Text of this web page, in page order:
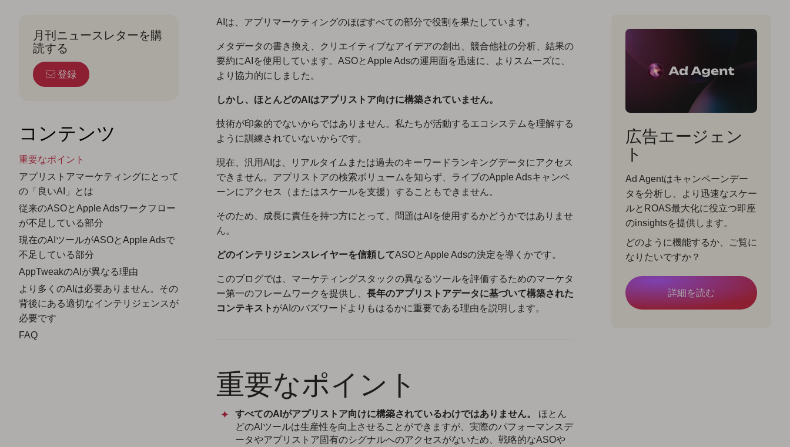
月刊ニュースレターを購
読する
登録
コンテンツ
重要なポイント
アプリストアマーケティングにとって
の「良いAI」とは
従来のASOとApple Adsワークフロー
が不足している部分
現在のAIツールがASOとApple Adsで
不足している部分
AppTweakのAIが異なる理由
より多くのAIは必要ありません。その
背後にある適切なインテリジェンスが
必要です
FAQ
AIは、アプリマーケティングのほぼすべての部分で役割を果たしています。
メタデータの書き換え、クリエイティブなアイデアの創出、競合他社の分析、結果の
要約にAIを使用しています。ASOとApple Adsの運用面を迅速に、よりスムーズに、
より協力的にしました。
しかし、ほとんどのAIはアプリストア向けに構築されていません。
技術が印象的でないからではありません。私たちが活動するエコシステムを理解する
ように訓練されていないからです。
現在、汎用AIは、リアルタイムまたは過去のキーワードランキングデータにアクセス
できません。アプリストアの検索ボリュームを知らず、ライブのApple Adsキャンペ
ーンにアクセス（またはスケールを支援）することもできません。
そのため、成長に責任を持つ方にとって、問題はAIを使用するかどうかではありませ
ん。
どのインテリジェンスレイヤーを信頼してASOとApple Adsの決定を導くかです。
このブログでは、マーケティングスタックの異なるツールを評価するためのマーケタ
ー第一のフレームワークを提供し、 長年のアプリストアデータに基づいて構築された
コンテキスト がAIのバズワードよりもはるかに重要である理由を説明します。
重要なポイント
すべてのAIがアプリストア向けに構築されているわけではありません。
ほとん
どのAIツールは生産性を向上させることができますが、実際のパフォーマンスデ
ータやアプリストア固有のシグナルへのアクセスがないため、戦略的なASOや
広告エージェン
ト
Ad Agentはキャンペーンデー
タを分析し、より迅速なスケー
ルとROAS最大化に役立つ即座
のinsightsを提供します。
どのように機能するか、ご覧に
なりたいですか？
詳細を読む